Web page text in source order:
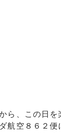
ら、この日
航空８６２